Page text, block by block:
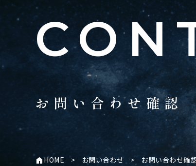
お問い合わせ確認
homeHOME > お問い合わせ > お問い合わせ確